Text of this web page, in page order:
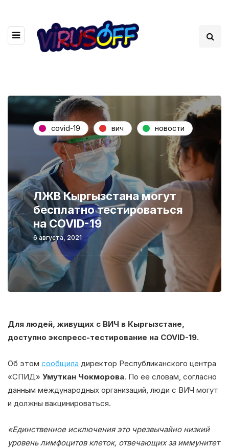
covid-19 вич новости
ЛЖВ Кыргызстана могут
бесплатно тестироваться
на COVID-19
6 августа, 2021
Для людей, живущих с ВИЧ в Кыргызстане,
доступно экспресс-тестирование на COVID-19.
Об этом сообщила директор Республиканского центра
«СПИД» Умуткан Чокморова. По ее словам, согласно
данным международных организаций, люди с ВИЧ могут
и должны вакцинироваться.
«Единственное исключения это чрезвычайно низкий
уровень лимфоцитов клеток, отвечающих за иммунитет